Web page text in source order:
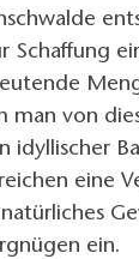
Schaffung
man von
idyllischer
eine
ein.